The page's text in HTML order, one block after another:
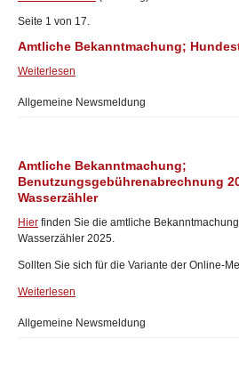
Seite 1 von 17.
Amtliche Bekanntmachung;
Weiterlesen
Allgemeine Newsmeldung
Amtliche Bekanntmachung;
Benutzungsgebührenabrechnung
Wasserzähler
Hier finden Sie die amtliche
Wasserzähler 2025.
Sollten Sie sich für die Variante der Online-
Weiterlesen
Allgemeine Newsmeldung